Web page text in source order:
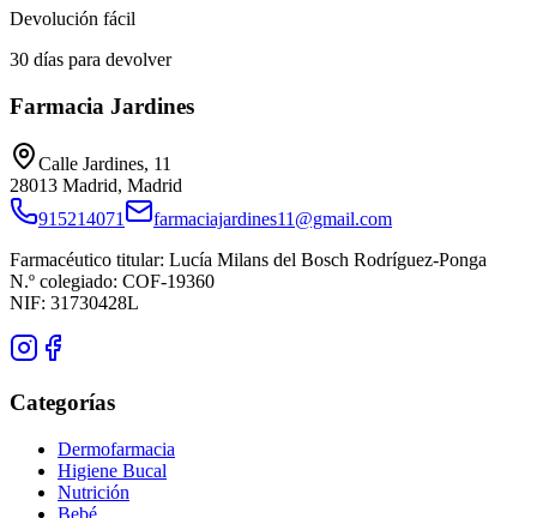
Devolución fácil
30 días para devolver
Farmacia Jardines
Calle Jardines, 11
28013 Madrid, Madrid
915214071
farmaciajardines11@gmail.com
Farmacéutico titular: Lucía Milans del Bosch Rodríguez-Ponga
N.º colegiado: COF-19360
NIF: 31730428L
Categorías
Dermofarmacia
Higiene Bucal
Nutrición
Bebé